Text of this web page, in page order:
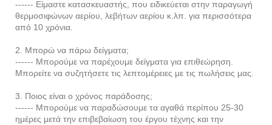
------ Είμαστε κατασκευαστής, που ειδικεύεται στην παραγωγή
θερμοσιφώνων αερίου, λεβήτων αερίου κ.λπ. για περισσότερα
από 10 χρόνια.
2. Μπορώ να πάρω δείγματα;
------ Μπορούμε να παρέχουμε δείγματα για επιθεώρηση.
Μπορείτε να συζητήσετε τις λεπτομέρειες με τις πωλήσεις μας.
3. Ποιος είναι ο χρόνος παράδοσης;
------ Μπορούμε να παραδώσουμε τα αγαθά περίπου 25-30
ημέρες μετά την επιβεβαίωση του έργου τέχνης και την